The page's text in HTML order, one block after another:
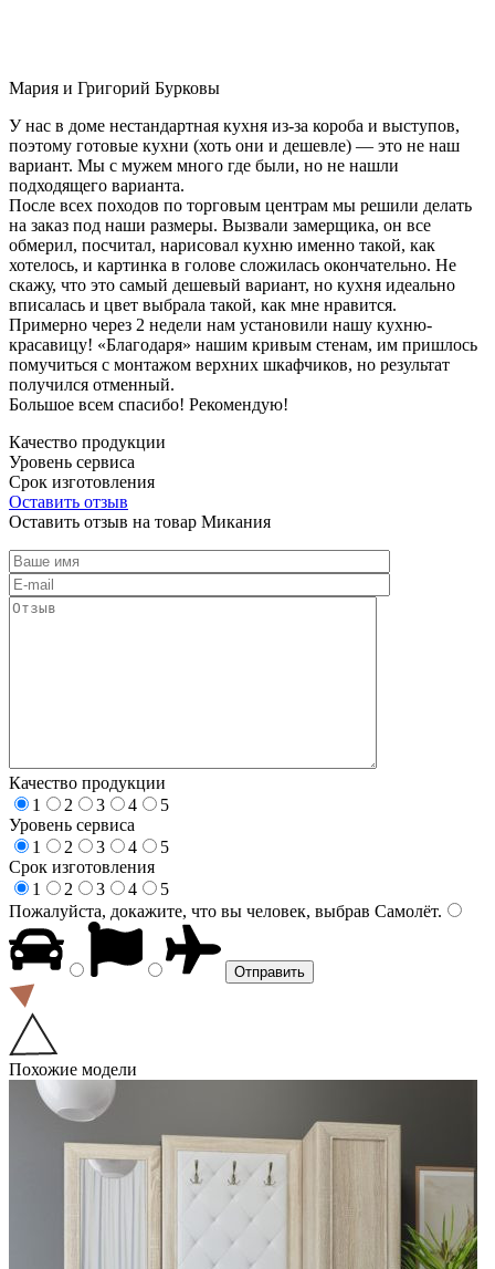
Мария и Григорий Бурковы
У нас в доме нестандартная кухня из-за короба и выступов,
поэтому готовые кухни (хоть они и дешевле) — это не наш
вариант. Мы с мужем много где были, но не нашли
подходящего варианта.
После всех походов по торговым центрам мы решили делать
на заказ под наши размеры. Вызвали замерщика, он все
обмерил, посчитал, нарисовал кухню именно такой, как
хотелось, и картинка в голове сложилась окончательно. Не
скажу, что это самый дешевый вариант, но кухня идеально
вписалась и цвет выбрала такой, как мне нравится.
Примерно через 2 недели нам установили нашу кухню-
красавицу! «Благодаря» нашим кривым стенам, им пришлось
помучиться с монтажом верхних шкафчиков, но результат
получился отменный.
Большое всем спасибо! Рекомендую!
Качество продукции
Уровень сервиса
Срок изготовления
Оставить отзыв
Оставить отзыв на товар Микания
Качество продукции
1
2 3 4
5
Уровень сервиса
1
2 3 4
5
Срок изготовления
1
2 3 4
5
Пожалуйста, докажите, что вы человек, выбрав Самолёт.
Похожие модели